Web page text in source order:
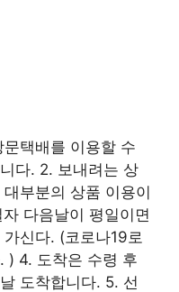
택배를 이용할 수
다. 2. 보내려는 상
부분의 상품 이용이
다음날이 평일이면
신다. (코로나19로
) 4. 도착은 수령 후
도착합니다. 5. 선